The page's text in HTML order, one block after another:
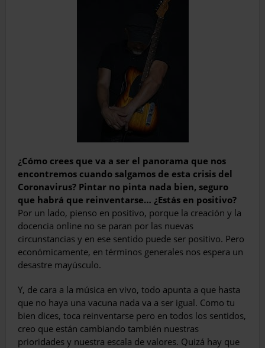
¿Cómo crees que va a ser el panorama que nos
encontremos cuando salgamos de esta crisis del
Coronavirus? Pintar no pinta nada bien, seguro
que habrá que reinventarse… ¿Estás en positivo?
Por un lado, pienso en positivo, porque la creación y la
docencia online no se paran por las nuevas
circunstancias y en ese sentido puede ser positivo. Pero
económicamente, en términos generales nos espera un
desastre mayúsculo.
Y, de cara a la música en vivo, todo apunta a que hasta
que no haya una vacuna nada va a ser igual. Como tu
bien dices, toca reinventarse pero en todos los sentidos,
creo que están cambiando también nuestras
prioridades y nuestra escala de valores. Quizá hay que